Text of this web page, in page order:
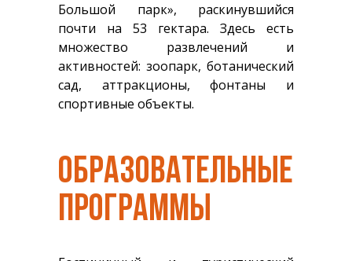
Большой парк», раскинувшийся
почти на 53 гектара. Здесь есть
множество развлечений и
активностей: зоопарк, ботанический
сад, аттракционы, фонтаны и
спортивные объекты.
ОБРАЗОВАТЕЛЬНЫЕ
ПРОГРАММЫ